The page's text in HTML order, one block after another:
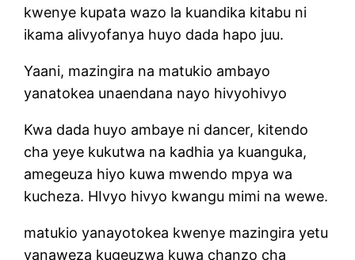
kwenye kupata wazo la kuandika kitabu ni
ikama alivyofanya huyo dada hapo juu.
Yaani, mazingira na matukio ambayo
yanatokea unaendana nayo hivyohivyo
Kwa dada huyo ambaye ni dancer, kitendo
cha yeye kukutwa na kadhia ya kuanguka,
amegeuza hiyo kuwa mwendo mpya wa
kucheza. HIvyo hivyo kwangu mimi na wewe.
matukio yanayotokea kwenye mazingira yetu
yanaweza kugeuzwa kuwa chanzo cha